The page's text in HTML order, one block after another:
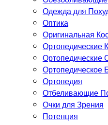
Одежда для
Оптика
Оригинальная
Ортопедические
Ортопедические
Ортопедическое
Ортопедия
Отбеливающие
Очки для Зрения
Потенция